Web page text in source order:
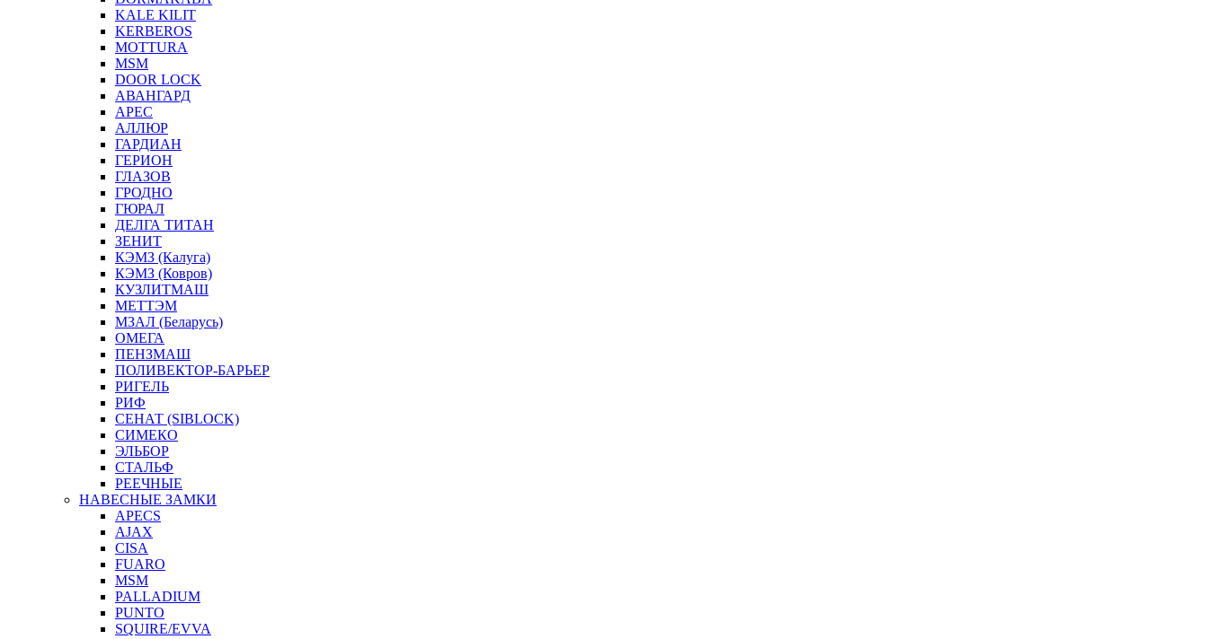
KALE KILIT
KERBEROS
MOTTURA
MSM
DOOR LOCK
АВАНГАРД
АРЕС
АЛЛЮР
ГАРДИАН
ГЕРИОН
ГЛАЗОВ
ГРОДНО
ГЮРАЛ
ДЕЛГА ТИТАН
ЗЕНИТ
КЭМЗ (Калуга)
КЭМЗ (Ковров)
КУЗЛИТМАШ
МЕТТЭМ
МЗАЛ (Беларусь)
ОМЕГА
ПЕНЗМАШ
ПОЛИВЕКТОР-БАРЬЕР
РИГЕЛЬ
РИФ
СЕНАТ (SIBLOCK)
СИМЕКО
ЭЛЬБОР
СТАЛЬФ
РЕЕЧНЫЕ
НАВЕСНЫЕ ЗАМКИ
APECS
AJAX
CISA
FUARO
MSM
PALLADIUM
PUNTO
SQUIRE/EVVA